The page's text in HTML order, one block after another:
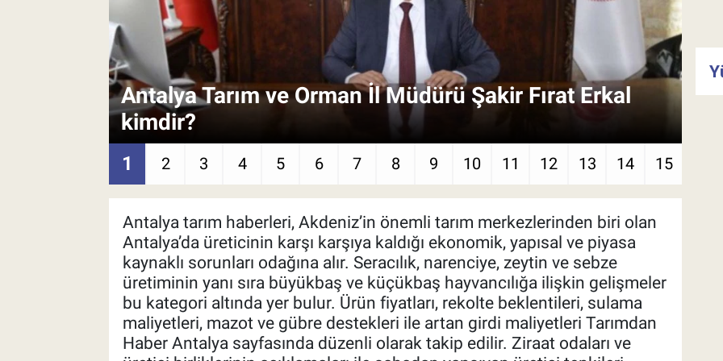
Antalya Tarım ve Orman İl Müdürü Şakir Fırat Erkal
kimdir?
1 2 3 4 5 6 7 8 9 10 11 12 13 14 15
Antalya tarım haberleri, Akdeniz’in önemli tarım merkezlerinden biri olan
Antalya’da üreticinin karşı karşıya kaldığı ekonomik, yapısal ve piyasa
kaynaklı sorunları odağına alır. Seracılık, narenciye, zeytin ve sebze
üretiminin yanı sıra büyükbaş ve küçükbaş hayvancılığa ilişkin gelişmeler
bu kategori altında yer bulur. Ürün fiyatları, rekolte beklentileri, sulama
maliyetleri, mazot ve gübre destekleri ile artan girdi maliyetleri Tarımdan
Haber Antalya sayfasında düzenli olarak takip edilir. Ziraat odaları ve
Pankobirlik
Et fiyatları
Tarım Bilgisi
Yetiştirici Soruyor
Üretici Birlikleri
Şeker ve Şekerli Mamüller
Tahıllar ve Baklagiller